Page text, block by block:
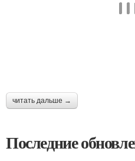
читать дальше →
Последние